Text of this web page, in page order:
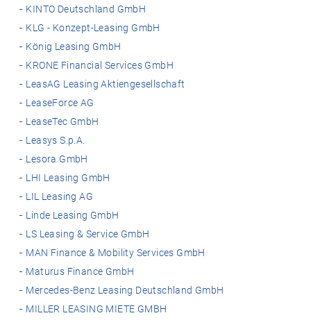
KINTO Deutschland GmbH
KLG - Konzept-Leasing GmbH
König Leasing GmbH
KRONE Financial Services GmbH
LeasAG Leasing Aktiengesellschaft
LeaseForce AG
LeaseTec GmbH
Leasys S.p.A.
Lesora GmbH
LHI Leasing GmbH
LIL Leasing AG
Linde Leasing GmbH
LS Leasing & Service GmbH
MAN Finance & Mobility Services GmbH
Maturus Finance GmbH
Mercedes-Benz Leasing Deutschland GmbH
MILLER LEASING MIETE GMBH